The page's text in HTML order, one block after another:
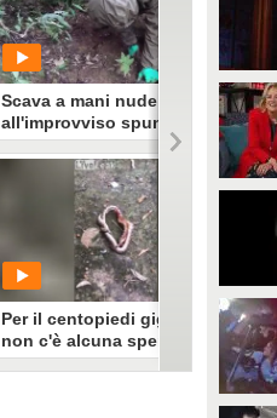
Scava a mani nude e
all'improvviso spunta fuori
qualcosa di gigantesco dal
PLAY
109045• diViralVideo
Per il centopiedi gigante
non c'è alcuna speranza: la
scena è inquietante